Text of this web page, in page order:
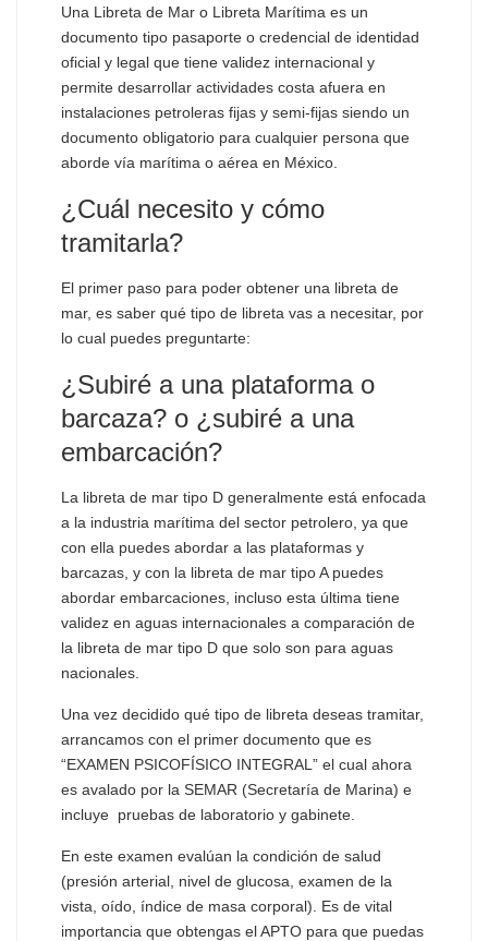
Una Libreta de Mar o Libreta Marítima es un
documento tipo pasaporte o credencial de identidad
oficial y legal que tiene validez internacional y
permite desarrollar actividades costa afuera en
instalaciones petroleras fijas y semi-fijas siendo un
documento obligatorio para cualquier persona que
aborde vía marítima o aérea en México.
¿Cuál necesito y cómo
tramitarla?
El primer paso para poder obtener una libreta de
mar, es saber qué tipo de libreta vas a necesitar, por
lo cual puedes preguntarte:
¿Subiré a una plataforma o
barcaza? o ¿subiré a una
embarcación?
La libreta de mar tipo D generalmente está enfocada
a la industria marítima del sector petrolero, ya que
con ella puedes abordar a las plataformas y
barcazas, y con la libreta de mar tipo A puedes
abordar embarcaciones, incluso esta última tiene
validez en aguas internacionales a comparación de
la libreta de mar tipo D que solo son para aguas
nacionales.
Una vez decidido qué tipo de libreta deseas tramitar,
arrancamos con el primer documento que es
“EXAMEN PSICOFÍSICO INTEGRAL” el cual ahora
es avalado por la SEMAR (Secretaría de Marina) e
incluye pruebas de laboratorio y gabinete.
En este examen evalúan la condición de salud
(presión arterial, nivel de glucosa, examen de la
vista, oído, índice de masa corporal). Es de vital
importancia que obtengas el APTO para que puedas